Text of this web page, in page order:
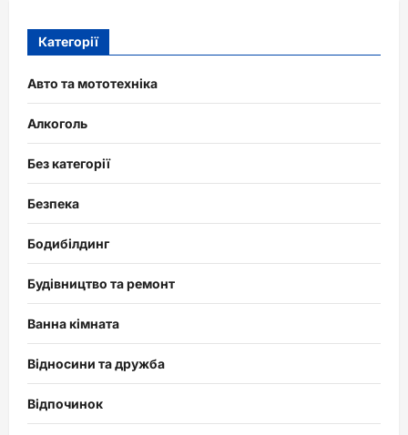
Категорії
Авто та мототехніка
Алкоголь
Без категорії
Безпека
Бодибілдинг
Будівництво та ремонт
Ванна кімната
Відносини та дружба
Відпочинок